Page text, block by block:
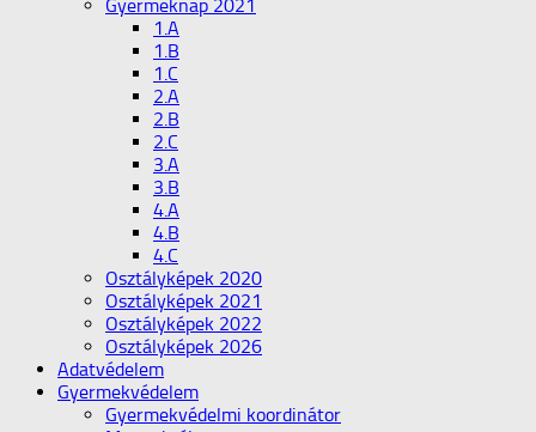
Gyermeknap 2021
1.A
1.B
1.C
2.A
2.B
2.C
3.A
3.B
4.A
4.B
4.C
Osztályképek 2020
Osztályképek 2021
Osztályképek 2022
Osztályképek 2026
Adatvédelem
Gyermekvédelem
Gyermekvédelmi koordinátor